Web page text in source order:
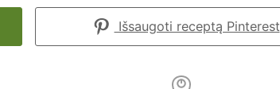
Išsaugoti receptą Pinterest